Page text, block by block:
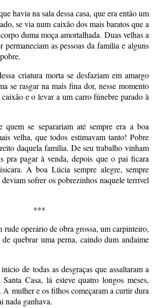
havia na sala dessa casa, que era então um
se via num caixão dos mais baratos que a
duma moça amortalhada. Duas velhas a
permaneciam as pessoas da família e alguns
criatura morta se desfaziam em amargo
se rasgar na mais fina dor, nesse momento
e o levar a um carro fúnebre parado à
quem se separariam até sempre era a boa
velha, que todos estimavam tanto! Pobre
daquela família. De seu trabalho vinham
pra pagar à venda, depois que o pai ficara
A boa Lúcia sempre alegre, sempre
sofrer os pobrezinhos naquele terrível
***
operário de obra grossa, um carpinteiro,
quebrar uma perna, caindo dum andaime
de todas as desgraças que assaltaram a
Casa, lá esteve quatro longos meses,
A mulher e os filhos começaram a curtir dura
nada ganhava.